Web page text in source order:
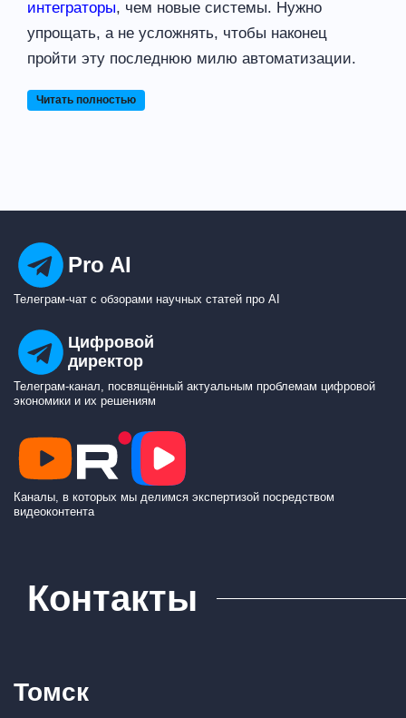
интеграторы, чем новые системы. Нужно
упрощать, а не усложнять, чтобы наконец
пройти эту последнюю милю автоматизации.
Читать полностью
Pro AI
Телеграм-чат с обзорами научных статей про AI
Цифровой
директор
Телеграм-канал, посвящённый актуальным проблемам цифровой
экономики и их решениям
Каналы, в которых мы делимся экспертизой посредством
видеоконтента
Контакты
Томск